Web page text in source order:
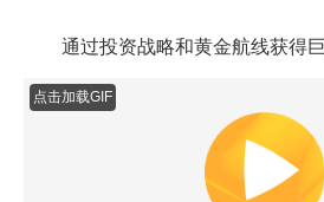
通过投资战略和黄金航线获得
点击加载GIF